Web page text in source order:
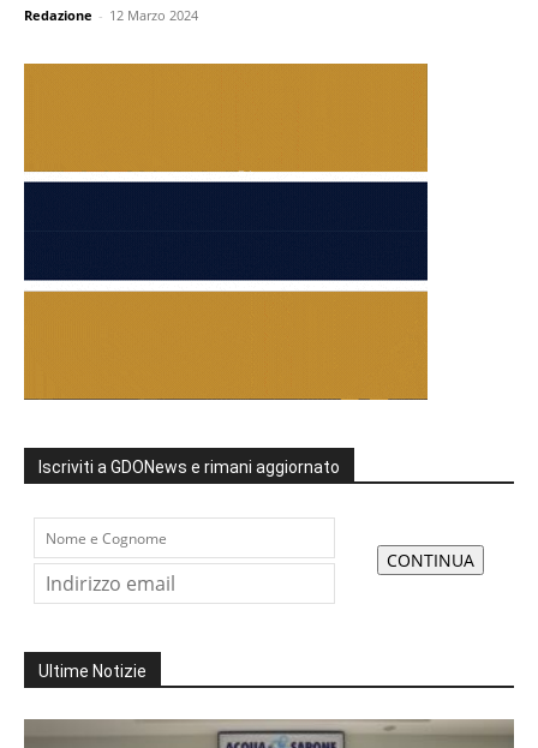
Redazione - 12 Marzo 2024
Iscriviti a GDONews e rimani aggiornato
Ultime Notizie